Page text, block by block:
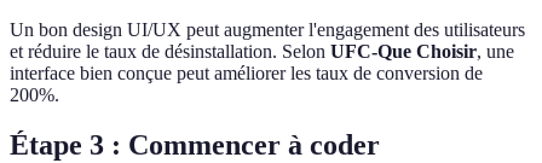
Un bon design UI/UX peut augmenter l'engagement des utilisateurs
et réduire le taux de désinstallation. Selon UFC-Que Choisir, une
interface bien conçue peut améliorer les taux de conversion de
200%.
Étape 3 : Commencer à coder